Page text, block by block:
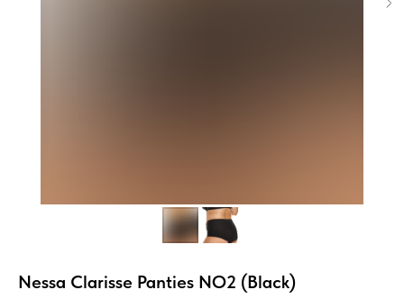
Nessa Clarisse Panties NO2 (Black)